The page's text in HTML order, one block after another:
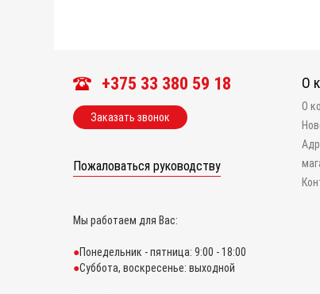
+375 33 380 59 18
Заказать звонок
Пожаловаться руководству
Мы работаем для Вас:
Понедельник - пятница: 9:00 - 18:00
Суббота, воскресенье: выходной
О
О